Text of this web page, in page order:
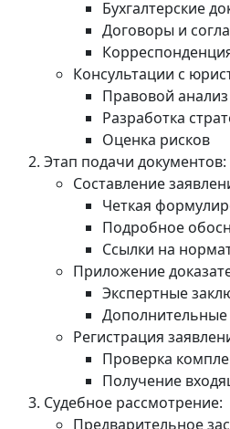
Бухгалтерские
Договоры и
Консультации с
Правовой
Разработка
Оценка рисков
Этап подачи документов:
Составление
Четкая
Подробное
Ссылки на
Приложение
Экспертные
Регистрация
Проверка
Получение
Судебное рассмотрение:
Предварительное